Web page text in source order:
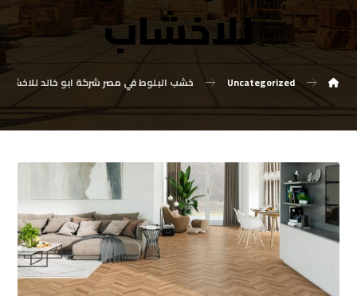
للاخشاب
Uncategorized خشب البلوط في مصر شركة ابو خالد للاخشاب